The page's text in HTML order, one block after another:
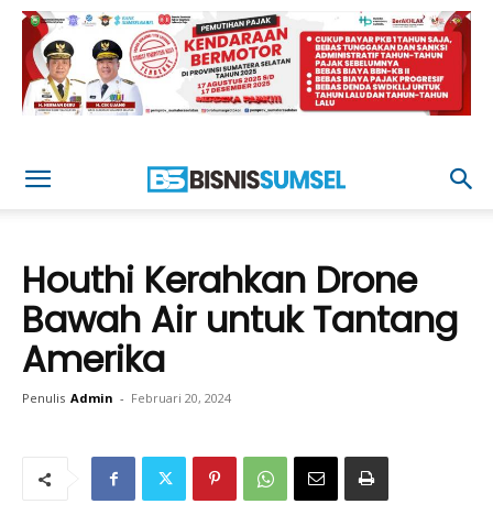
Houthi Kerahkan Drone
Bawah Air untuk Tantang
Amerika
Penulis Admin - Februari 20, 2024